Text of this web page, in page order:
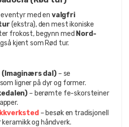
med en valgfri
(ekstra), den mest ikoniske
frokost, begynn med Nord-
kjent som Rød tur.
(Imaginærs dal) – se
ligner på dyr og former.
– berømte fe-skorsteiner
– besøk en tradisjonell
og håndverk.